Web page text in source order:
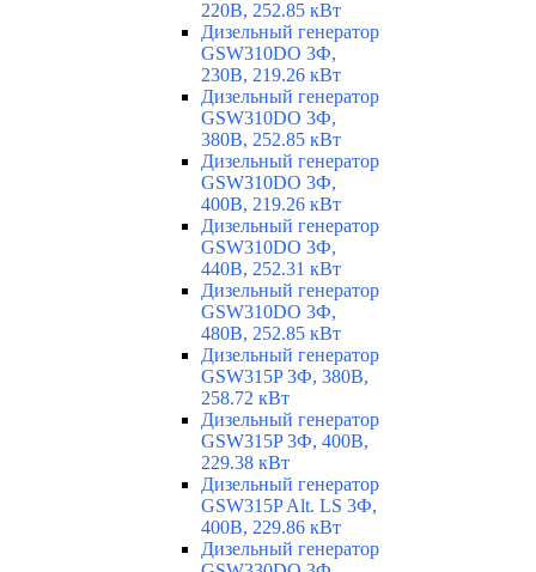
220В, 252.85 кВт
Дизельный генератор
GSW310DO 3Ф,
230В, 219.26 кВт
Дизельный генератор
GSW310DO 3Ф,
380В, 252.85 кВт
Дизельный генератор
GSW310DO 3Ф,
400В, 219.26 кВт
Дизельный генератор
GSW310DO 3Ф,
440В, 252.31 кВт
Дизельный генератор
GSW310DO 3Ф,
480В, 252.85 кВт
Дизельный генератор
GSW315P 3Ф, 380В,
258.72 кВт
Дизельный генератор
GSW315P 3Ф, 400В,
229.38 кВт
Дизельный генератор
GSW315P Alt. LS 3Ф,
400В, 229.86 кВт
Дизельный генератор